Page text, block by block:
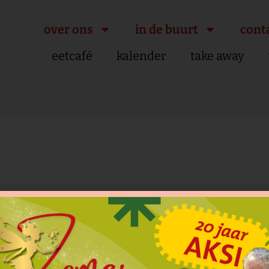
over ons in de buurt
eetcafé
kalender take away